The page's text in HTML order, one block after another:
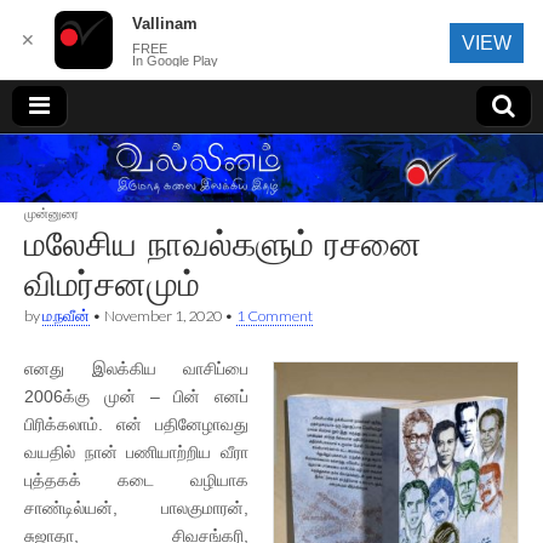
வல்லினம்
முன்னுரை
மலேசிய நாவல்களும் ரசனை
விமர்சனமும்
byம.நவீன் • November 1, 2020 • 1 Comment
எனது இலக்கிய வாசிப்பை
2006க்கு முன் – பின் எனப்
பிரிக்கலாம். என் பதினேழாவது
வயதில் நான் பணியாற்றிய வீரா
புத்தகக் கடை வழியாக
சாண்டில்யன், பாலகுமாரன்,
சுஜாதா, சிவசங்கரி,
✕
Vallinam
FREE
In Google Play
VIEW